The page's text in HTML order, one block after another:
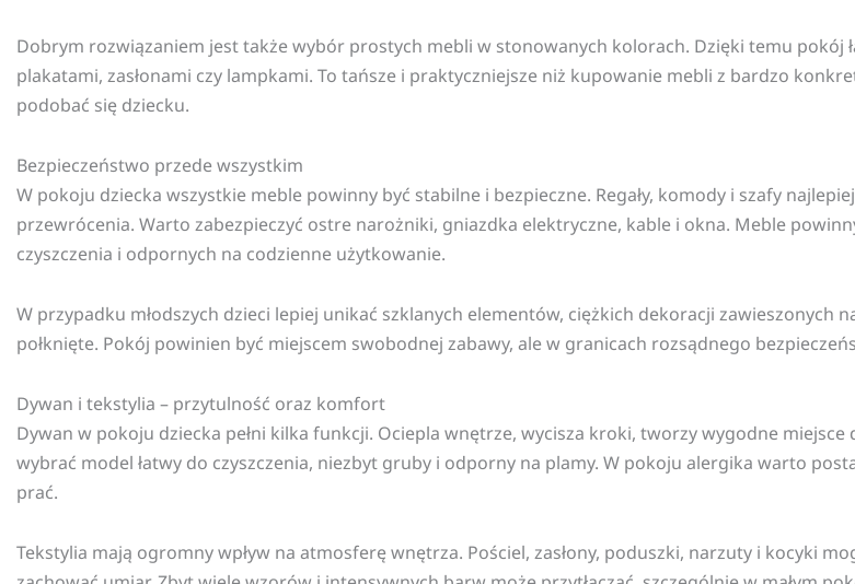
Dobrym rozwiązaniem jest także wybór prostych mebli w stonowanych kolorach. Dzięki temu pokój
plakatami, zasłonami czy lampkami. To tańsze i praktyczniejsze niż kupowanie mebli z bardzo
podobać się dziecku.
Bezpieczeństwo przede wszystkim
W pokoju dziecka wszystkie meble powinny być stabilne i bezpieczne. Regały, komody i szafy
przewrócenia. Warto zabezpieczyć ostre narożniki, gniazdka elektryczne, kable i okna. Meble
czyszczenia i odpornych na codzienne użytkowanie.
W przypadku młodszych dzieci lepiej unikać szklanych elementów, ciężkich dekoracji zawieszonych
połknięte. Pokój powinien być miejscem swobodnej zabawy, ale w granicach rozsądnego
Dywan i tekstylia – przytulność oraz komfort
Dywan w pokoju dziecka pełni kilka funkcji. Ociepla wnętrze, wycisza kroki, tworzy wygodne miejsce
wybrać model łatwy do czyszczenia, niezbyt gruby i odporny na plamy. W pokoju alergika warto
prać.
Tekstylia mają ogromny wpływ na atmosferę wnętrza. Pościel, zasłony, poduszki, narzuty i kocyki